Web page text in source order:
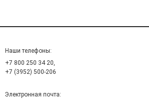
Наши телефоны:
+7 800 250 34 20,
+7 (3952) 500-206
Электронная почта: